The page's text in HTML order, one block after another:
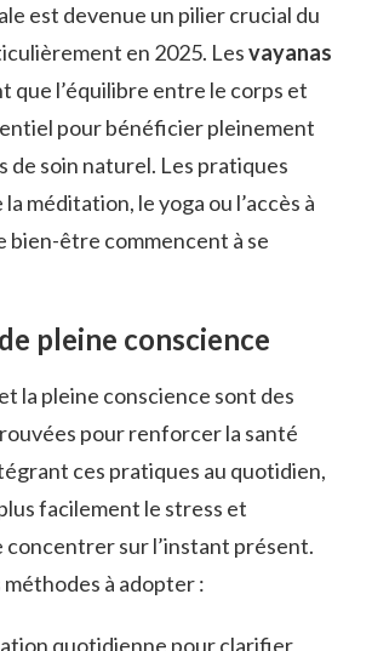
est devenue un pilier crucial du
en 2025. Lesvayanas
que l’équilibre entre le corps et
pour bénéficier pleinement
de soin naturel. Les pratiques
méditation, le yoga ou l’accès à
bien-être commencent à se
pleine conscience
la pleine conscience sont des
pour renforcer la santé
ces pratiques au quotidien,
facilement le stress et
concentrer sur l’instant présent.
à adopter :
quotidienne pour clarifier